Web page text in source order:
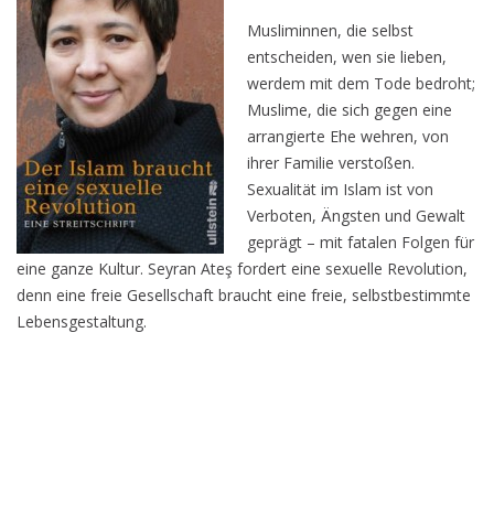
Musliminnen, die selbst
entscheiden, wen sie lieben,
werdem mit dem Tode bedroht;
Muslime, die sich gegen eine
arrangierte Ehe wehren, von
ihrer Familie verstoßen.
Sexualität im Islam ist von
Verboten, Ängsten und Gewalt
geprägt – mit fatalen Folgen für
eine ganze Kultur. Seyran Ateş fordert eine sexuelle Revolution,
denn eine freie Gesellschaft braucht eine freie, selbstbestimmte
Lebensgestaltung.